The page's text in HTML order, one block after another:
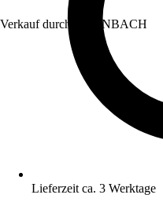
Verkauf durch: HORNBACH
Lieferzeit ca. 3 Werktage